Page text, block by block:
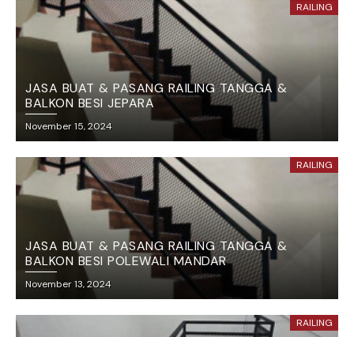
RAILING
JASA BUAT & PASANG RAILING TANGGA &
BALKON BESI JEPARA
November 15, 2024
RAILING
JASA BUAT & PASANG RAILING TANGGA &
BALKON BESI POLEWALI MANDAR
November 13, 2024
RAILING